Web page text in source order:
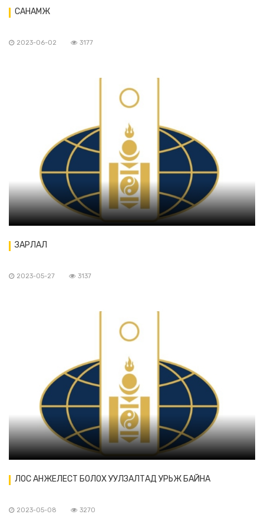
САНАМЖ
2023-06-02 3177
ЗАРЛАЛ
2023-05-27 3137
ЛОС АНЖЕЛЕСТ БОЛОХ УУЛЗАЛТАД УРЬЖ БАЙНА
2023-05-08 3270